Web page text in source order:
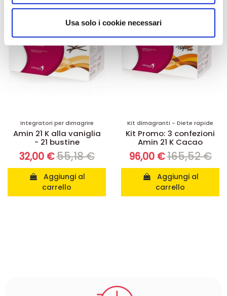
analizzare il nostro traffico. Condividiamo inoltre
informazioni sul modo in cui utilizza il nostro sito con i
nostri partner che si occupano di analisi dei dati web,
pubblicità e social media, i quali potrebbero combinarle
con altre informazioni che ha fornito loro o che hanno
raccolto dal suo utilizzo dei loro servizi.
Usa solo i cookie necessari
Integratori per dimagrire
Amin 21 K alla vaniglia
- 21 bustine
32,00 €55,18 €
carrello
Kit dimagranti - Diete rapide
Kit Promo: 3 confezioni
Amin 21 K Cacao
96,00 €165,52 €
carrello